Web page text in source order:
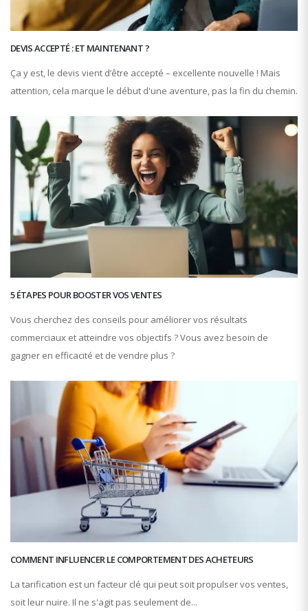
DEVIS ACCEPTÉ : ET MAINTENANT ?
Ça y est, le devis vient d’être accepté – excellente nouvelle ! Mais
attention, cela marque le début d'une aventure, pas la fin du chemin.
5 ÉTAPES POUR BOOSTER VOS VENTES
Vous cherchez des conseils pour améliorer vos résultats
commerciaux et atteindre vos objectifs ? Vous avez besoin de
gagner en efficacité et de vendre plus ?
COMMENT INFLUENCER LE COMPORTEMENT DES ACHETEURS
La tarification est un facteur clé qui peut soit propulser vos ventes,
soit leur nuire. Il ne s'agit pas seulement de...